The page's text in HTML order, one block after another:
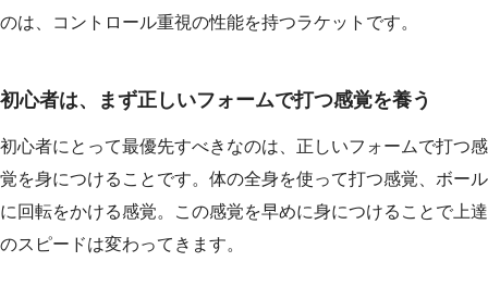
のは、コントロール重視の性能を持つラケットです。
初心者は、まず正しいフォームで打つ感覚を養う
初心者にとって最優先すべきなのは、正しいフォームで打つ感
覚を身につけることです。体の全身を使って打つ感覚、ボール
に回転をかける感覚。この感覚を早めに身につけることで上達
のスピードは変わってきます。